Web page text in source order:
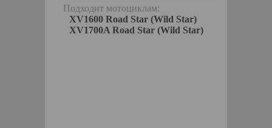
Подходит мотоциклам:
XV1600 Road Star (Wild Star)
XV1700A Road Star (Wild Star)